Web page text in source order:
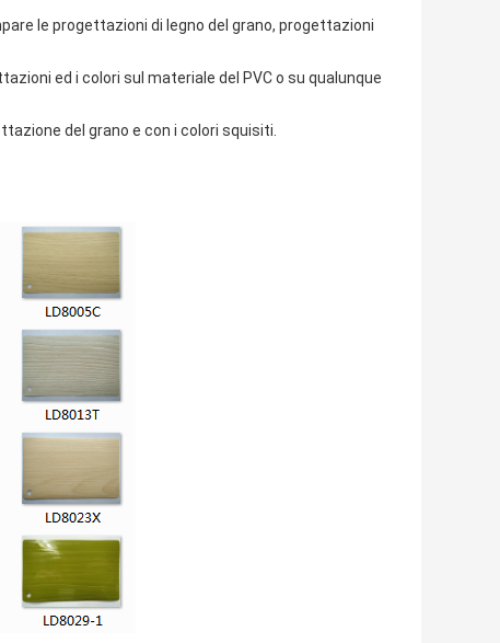
le progettazioni di legno del grano, progettazioni
ed i colori sul materiale del PVC o su qualunque
del grano e con i colori squisiti.